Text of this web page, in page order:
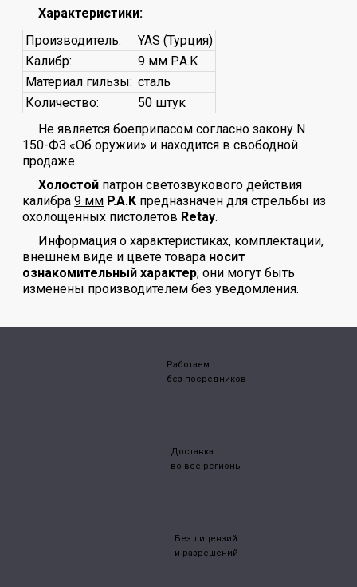
Характеристики:
Производитель:
YAS (Турция)
Калибр:
9 мм P.A.K
Материал гильзы: сталь
Количество:
50 штук
Не является боеприпасом согласно закону N
150-ФЗ «Об оружии» и находится в свободной
продаже.
Холостой патрон светозвукового действия
калибра9 мм P.A.K предназначен для стрельбы из
охолощенных пистолетов Retay.
Информация о характеристиках, комплектации,
внешнем виде и цвете товара носит
ознакомительный характер; они могут быть
изменены производителем без уведомления.
Работаем
без посредников
Доставка
во все регионы
Без лицензий
и разрешений